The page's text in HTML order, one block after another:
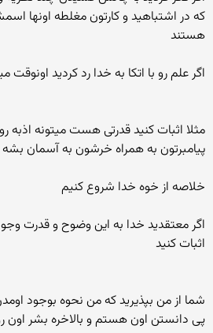
که در اشتباهید و کارتون مغلطه اونها
هستند
اگر علم رو با اتکا به خدا رد کردید
مثلا اثبات کنید قدرتی هست میتونه
پیامبرتون به همراه خرشون به آسمان بشه
خلاصه از خوه خدا شروع کنیم
اگر معتقدید خدا به این وضوح و قدرت
اثبات کنید
شما از من بپذیرید که من نحوه بوجود
پی دانستن اون هستم و بالاخره بشر اون